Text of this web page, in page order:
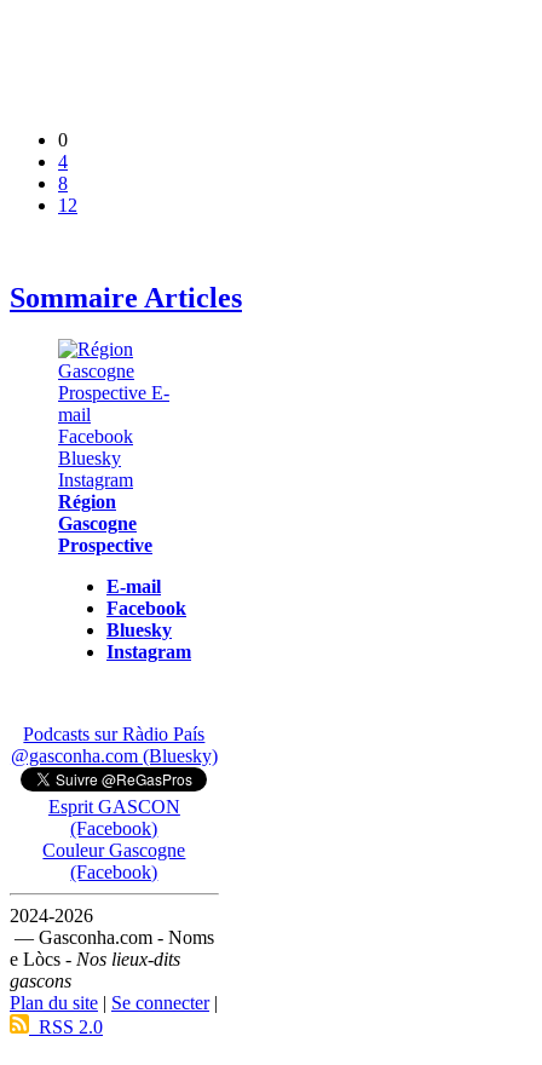
0
4
8
12
Sommaire Articles
Région
Gascogne
Prospective
E-mail
Facebook
Bluesky
Instagram
Podcasts sur Ràdio País
@gasconha.com (Bluesky)
Esprit GASCON
(Facebook)
Couleur Gascogne
(Facebook)
2024-2026
— Gasconha.com - Noms
e Lòcs - Nos lieux-dits
gascons
Plan du site | Se connecter|
RSS 2.0